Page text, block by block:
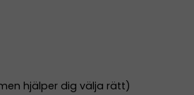
hjälper dig välja rätt)